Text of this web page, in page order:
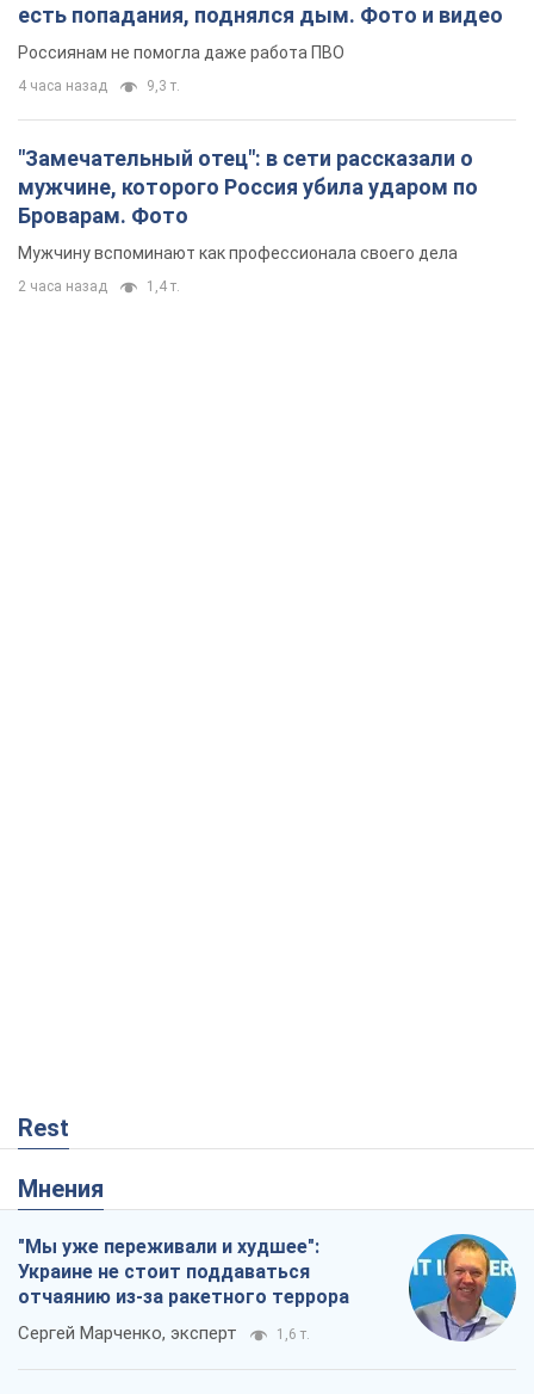
есть попадания, поднялся дым. Фото и видео
Россиянам не помогла даже работа ПВО
4 часа назад 9,3 т.
"Замечательный отец": в сети рассказали о
мужчине, которого Россия убила ударом по
Броварам. Фото
Мужчину вспоминают как профессионала своего дела
2 часа назад 1,4 т.
Rest
Мнения
"Мы уже переживали и худшее":
Украине не стоит поддаваться
отчаянию из-за ракетного террора
Сергей Марченко, эксперт 1,6 т.